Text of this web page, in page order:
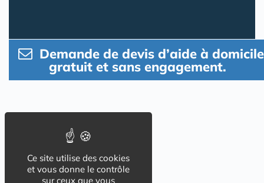
Demande de devis d’aide à domicile
gratuit et sans engagement.
Ce site utilise des cookies
et vous donne le contrôle
sur ceux que vous